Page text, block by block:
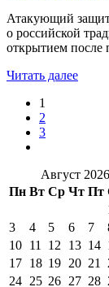
Атакующий
о российской
открытием после
Читать далее
1
2
3
Август 2026
Пн Вт Ср Чт Пт
3
4 5 6 7
10 11 12 13 14
17 18 19 20 21
24 25 26 27 28